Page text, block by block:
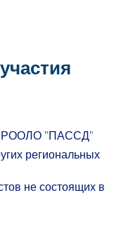
РООЛО "ПАССД"
региональных
не состоящих в